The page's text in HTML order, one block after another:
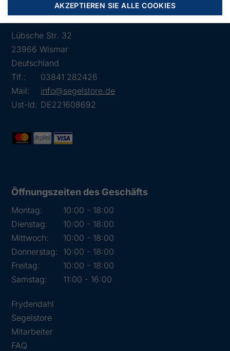
Lübsche Str. 32
23966 Wismar
Deutschland
Tlf.:
03841 282426
Mail:
info@segelstore.de
Ust-Id: DE221608692
Öffnungszeiten des Geschäfts
Montag:
10:00 - 18:00
Dienstag:
10:00 - 18:00
Mittwoch:
10:00 - 18:00
Donnerstag:
10:00 - 18:00
Freitag:
10:00 - 18:00
Samstag:
11:00 - 16:00
Frydendahl
Segelstore
Mitarbeiter
FAQ
AKZEPTIEREN SIE ALLE COOKIES